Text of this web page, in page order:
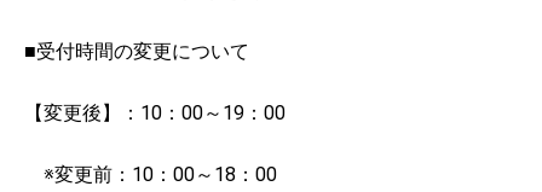
■受付時間の変更について
【変更後】：10：00～19：00
※変更前：10：00～18：00